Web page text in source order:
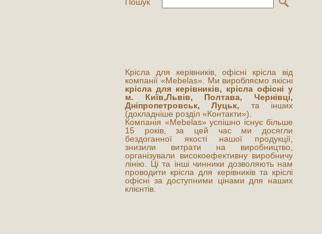
Крісла для керівників, офісні крісла від
компанії «Mebelas». Ми виробляємо якісні
крісла для керівників, крісла офісні у
м. Київ,Львів, Полтава, Чернівці,
Дніпропетровськ, Луцьк, та інших
(докладніше розділ «Контакти»).
Компанія «Mebelas» успішно існує більше
15 років, за цей час ми досягли
бездоганної якості нашої продукції,
знизили витрати на виробництво,
організували високоефективну виробничу
лінію. Ці та інші чинники дозволяють нам
проводити крісла для керівників та кріслі
офісні за доступними цінами для наших
клієнтів.